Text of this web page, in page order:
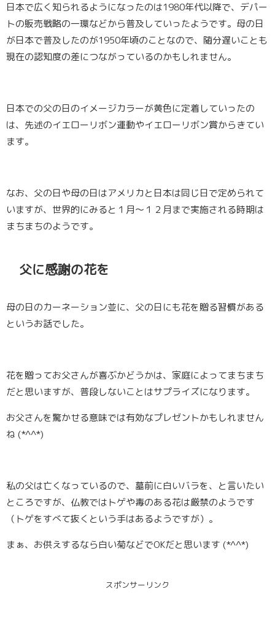
日本で広く知られるようになったのは1980年代以降で、デパー
トの販売戦略の一環などから普及していったようです。母の日
が日本で普及したのが1950年頃のことなので、随分遅いことも
現在の認知度の差につながっているのかもしれません。
日本での父の日のイメージカラーが黄色に定着していったの
は、先述のイエローリボン運動やイエローリボン賞からきてい
ます。
なお、父の日や母の日はアメリカと日本は同じ日で定められて
いますが、世界的にみると１月〜１２月まで実施される時期は
まちまちのようです。
父に感謝の花を
母の日のカーネーション並に、父の日にも花を贈る習慣がある
というお話でした。
花を贈ってお父さんが喜ぶかどうかは、家庭によってまちまち
だと思いますが、普段しないことはサプライズになります。
お父さんを驚かせる意味では有効なプレゼントかもしれません
ね (*^^*)
私の父は亡くなっているので、墓前に白いバラを、と言いたい
ところですが、仏教ではトゲや毒のある花は厳禁のようです
（トゲをすべて抜くという手はあるようですが）。
まぁ、お供えするなら白い菊などでOKだと思います (*^^*)
スポンサーリンク